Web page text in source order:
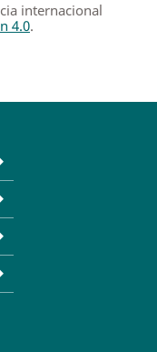
internacional
4.0.